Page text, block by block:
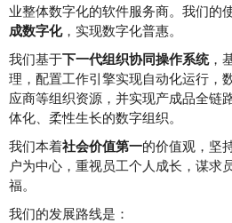
业整体数字化的软件服务商。我们的
成数字化，实现数字化普惠。
我们基于下一代组织协同操作系统，
理，配置工作引擎实现自动化运行，
应商等组织资源，并实现产成品全链
体化、柔性生长的数字组织。
我们本着社会价值第一的价值观，坚
户为中心，重视员工个人成长，谋求
福。
我们的发展路线是：